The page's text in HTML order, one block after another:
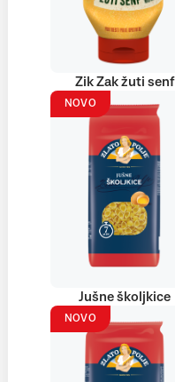
Zik Zak žuti senf
NOVO
Jušne školjkice
NOVO